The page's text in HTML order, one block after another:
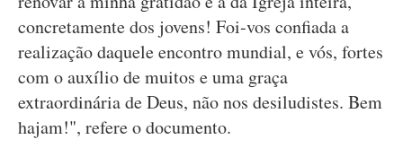
concretamente dos jovens! Foi-vos confiada a
realização daquele encontro mundial, e vós, fortes
com o auxílio de muitos e uma graça
extraordinária de Deus, não nos desiludistes. Bem
hajam!", refere o documento.